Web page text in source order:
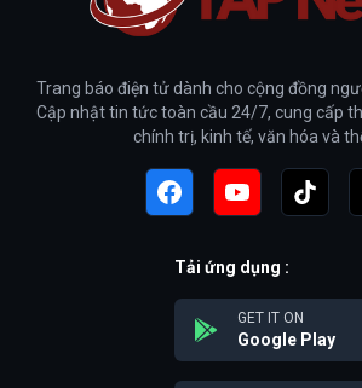
Trang báo điện tử dành cho cộng đồng
Cập nhật tin tức toàn cầu 24/7, cung cấp
chính trị, kinh tế, văn hóa và
Tải ứng dụng :
GET IT ON
Google Play